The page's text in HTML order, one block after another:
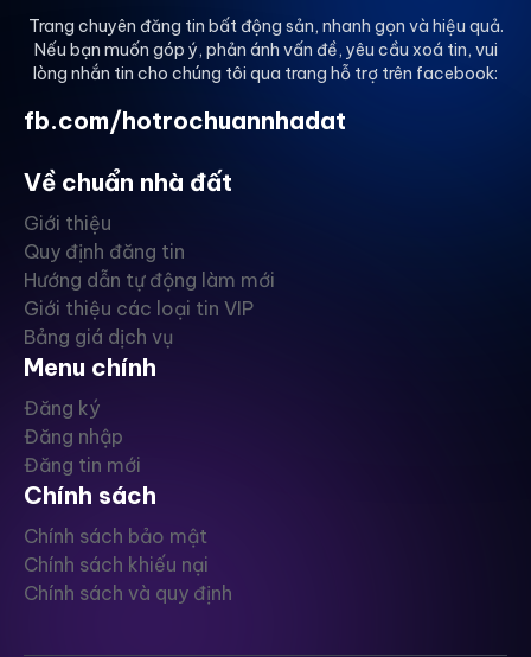
Trang chuyên đăng tin bất động sản, nhanh gọn và hiệu quả.
Nếu bạn muốn góp ý, phản ánh vấn đề, yêu cầu xoá tin, vui
lòng nhắn tin cho chúng tôi qua trang hỗ trợ trên facebook:
fb.com/hotrochuannhadat
Về chuẩn nhà đất
Giới thiệu
Quy định đăng tin
Hướng dẫn tự động làm mới
Giới thiệu các loại tin VIP
Bảng giá dịch vụ
Menu chính
Đăng ký
Đăng nhập
Đăng tin mới
Chính sách
Chính sách bảo mật
Chính sách khiếu nại
Chính sách và quy định